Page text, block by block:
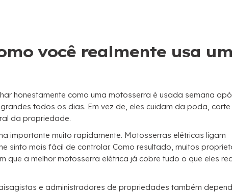
você realmente usa
honestamente como uma motosserra é usada semana
todos os dias. Em vez de, eles cuidam da poda, corte
da propriedade.
importante muito rapidamente. Motosserras elétricas ligam
sinto mais fácil de controlar. Como resultado, muitos
que a melhor motosserra elétrica já cobre tudo o que eles
e administradores de propriedades também